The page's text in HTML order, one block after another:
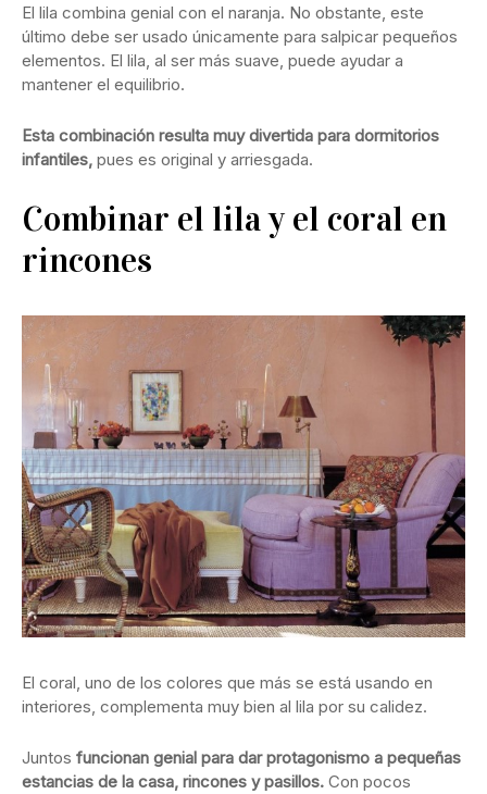
El lila combina genial con el naranja. No obstante, este
último debe ser usado únicamente para salpicar pequeños
elementos. El lila, al ser más suave, puede ayudar a
mantener el equilibrio.
Esta combinación resulta muy divertida para dormitorios
infantiles, pues es original y arriesgada.
Combinar el lila y el coral en
rincones
El coral, uno de los colores que más se está usando en
interiores, complementa muy bien al lila por su calidez.
Juntos funcionan genial para dar protagonismo a pequeñas
estancias de la casa, rincones y pasillos. Con pocos